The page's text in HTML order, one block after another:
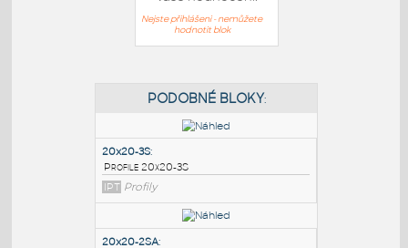
Nejste přihlášeni - nemůžete
hodnotit blok